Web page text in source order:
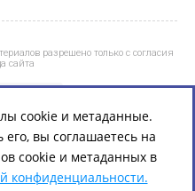
разрешено только с согласия
сайта
cookie и метаданные.
вы соглашаетесь на
cookie и метаданных в
конфиденциальности.